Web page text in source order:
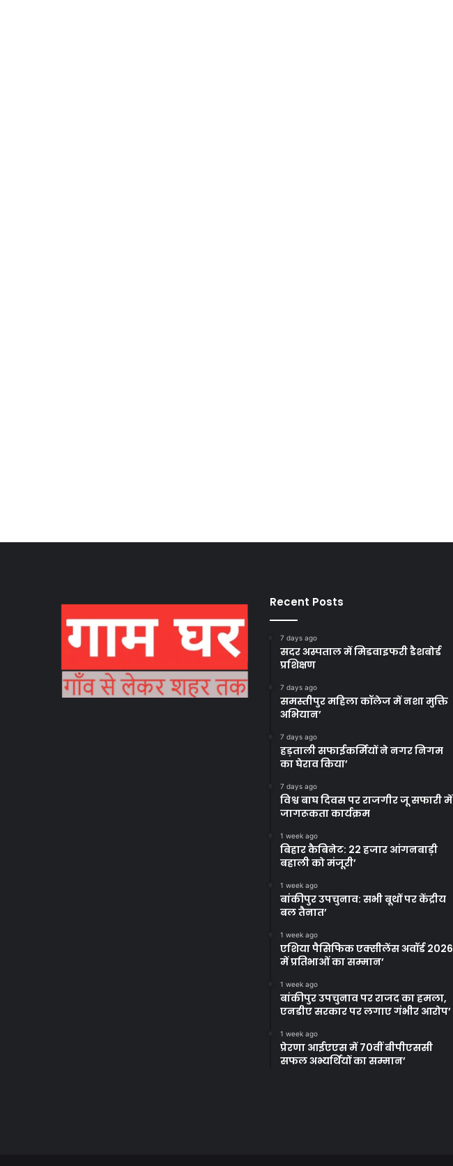
Recent Posts
7 days ago
सदर अस्पताल में मिडवाइफरी डैशबोर्ड
प्रशिक्षण
7 days ago
समस्तीपुर महिला कॉलेज में नशा मुक्ति
अभियान’
7 days ago
हड़ताली सफाईकर्मियों ने नगर निगम
का घेराव किया’
7 days ago
विश्व बाघ दिवस पर राजगीर जू सफारी में
जागरूकता कार्यक्रम
1 week ago
बिहार कैबिनेट: 22 हजार आंगनबाड़ी
बहाली को मंजूरी’
1 week ago
बांकीपुर उपचुनाव: सभी बूथों पर केंद्रीय
बल तैनात’
1 week ago
एशिया पैसिफिक एक्सीलेंस अवॉर्ड 2026
में प्रतिभाओं का सम्मान’
1 week ago
बांकीपुर उपचुनाव पर राजद का हमला,
एनडीए सरकार पर लगाए गंभीर आरोप’
1 week ago
प्रेरणा आईएएस में 70वीं बीपीएससी
सफल अभ्यर्थियों का सम्मान’